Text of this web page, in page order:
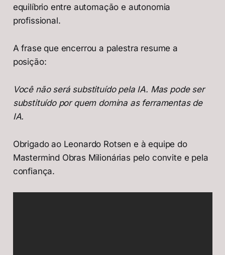
equilíbrio entre automação e autonomia
profissional.
A frase que encerrou a palestra resume a
posição:
Você não será substituído pela IA. Mas pode ser
substituído por quem domina as ferramentas de
IA.
Obrigado ao Leonardo Rotsen e à equipe do
Mastermind Obras Milionárias pelo convite e pela
confiança.